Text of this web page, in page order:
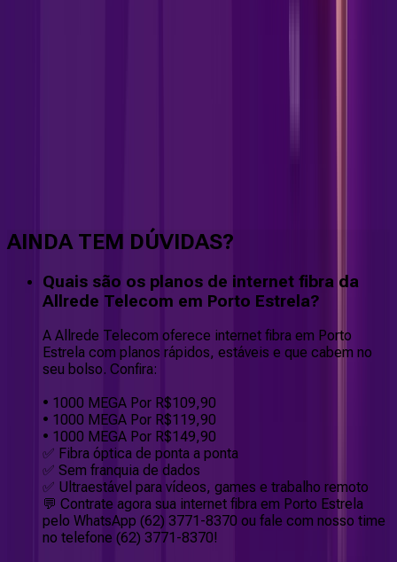
AINDA TEM DÚVIDAS?
Quais são os planos de internet fibra da
Allrede Telecom em Porto Estrela?
A Allrede Telecom oferece internet fibra em Porto
Estrela com planos rápidos, estáveis e que cabem no
seu bolso. Confira:
• 1000 MEGA Por R$109,90
• 1000 MEGA Por R$119,90
• 1000 MEGA Por R$149,90
✅ Fibra óptica de ponta a ponta
✅ Sem franquia de dados
✅ Ultraestável para vídeos, games e trabalho remoto
💬 Contrate agora sua internet fibra em Porto Estrela
pelo WhatsApp (62) 3771-8370 ou fale com nosso time
no telefone (62) 3771-8370!